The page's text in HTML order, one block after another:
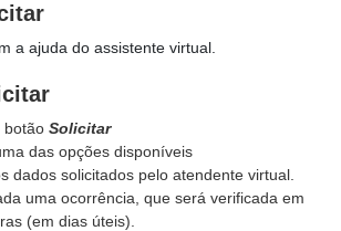
a ajuda do assistente virtual.
botão Solicitar
das opções disponíveis
dados solicitados pelo atendente virtual.
uma ocorrência, que será verificada em
(em dias úteis).